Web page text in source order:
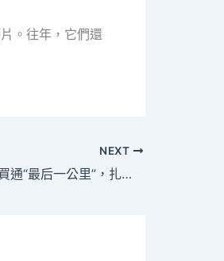
。往年，它們還
NEXT
廣州海珠：買通“最后一公里”，扎實推進“南粵家政”臺包養行情惠平易近服務